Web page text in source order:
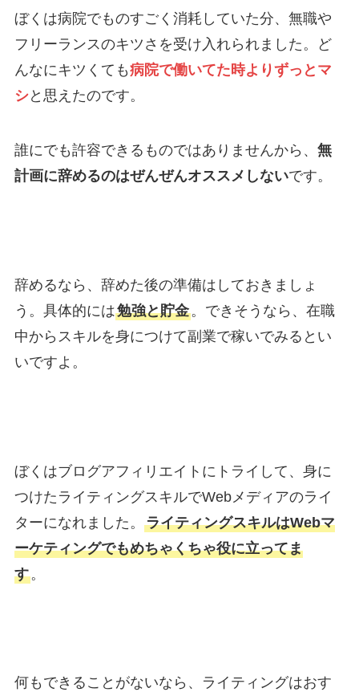
ぼくは病院でものすごく消耗していた分、無職や
フリーランスのキツさを受け入れられました。ど
んなにキツくても病院で働いてた時よりずっとマ
シと思えたのです。
誰にでも許容できるものではありませんから、 無
計画に辞めるのはぜんぜんオススメしないです。
辞めるなら、辞めた後の準備はしておきましょ
う。具体的には勉強と貯金。できそうなら、在職
中からスキルを身につけて副業で稼いでみるとい
いですよ。
ぼくはブログアフィリエイトにトライして、身に
つけたライティングスキルでWebメディアのライ
ターになれました。 ライティングスキルはWebマ
ーケティングでもめちゃくちゃ役に立ってま
す。
何もできることがないなら、ライティングはおす